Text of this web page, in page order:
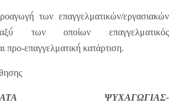
των επαγγελματικών/εργασιακών
των οποίων επαγγελματικός
προ-επαγγελματική́ κατάρτιση.
ΨΥΧΑΓΩΓΙΑΣ-